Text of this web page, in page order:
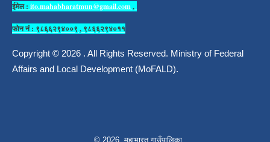
ईमेल : ito.mahabharatmun@gmail.com,
फोन नं : ९८६६२९४००९ , ९८६६२९४०११
Copyright © 2026 . All Rights Reserved. Ministry of Federal
Affairs and Local Development (MoFALD).
© 2026 महाभारत गाउँपालिका